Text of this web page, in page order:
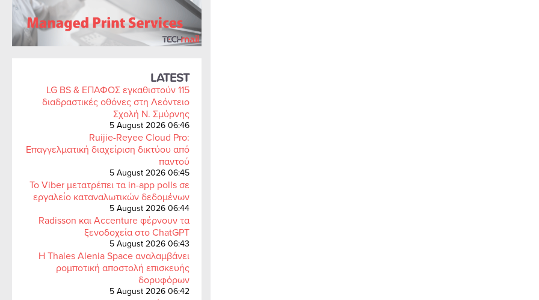
LATEST
LG BS & ΕΠΑΦΟΣ εγκαθιστούν 115
διαδραστικές οθόνες στη Λεόντειο
Σχολή Ν. Σμύρνης
5 August 2026 06:46
Ruijie-Reyee Cloud Pro:
Επαγγελματική διαχείριση δικτύου από
παντού
5 August 2026 06:45
Το Viber μετατρέπει τα in-app polls σε
εργαλείο καταναλωτικών δεδομένων
5 August 2026 06:44
Radisson και Accenture φέρνουν τα
ξενοδοχεία στο ChatGPT
5 August 2026 06:43
Η Thales Alenia Space αναλαμβάνει
ρομποτική αποστολή επισκευής
δορυφόρων
5 August 2026 06:42